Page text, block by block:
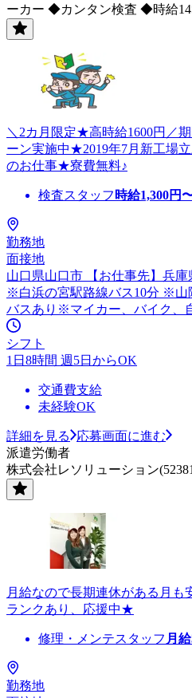
ーカー ◆カンタン検査 ◆時給
＼2カ月限定★高時給1600円／
ーン実施中★2019年7月新工場
のお仕事★寮費無料♪
検査スタッフ 時給1,300円
勤務地
面接地
山口県山口市 【お仕事先】兵
※白浜の宮駅路線バス10分 ※山
バスあり※マイカー、バイク、
シフト
1日8時間 週5日からOK
交通費支給
未経験OK
詳細を見る
応募画面に進む
派遣労働者
株式会社レソリューション
月給なので長期連休がある月も
ランクあり、応援中★
修理・メンテスタッフ 月給
勤務地